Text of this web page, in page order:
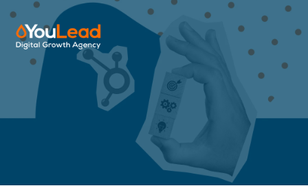
Sobre Nós
Serviços
HubSpot